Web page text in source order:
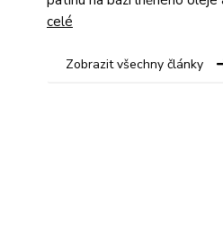
celé
Zobrazit všechny články